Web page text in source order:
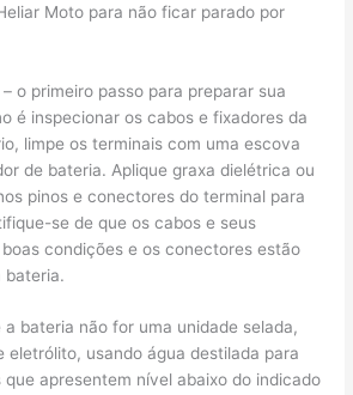
Moto para não ficar parado por
o primeiro passo para preparar sua
é inspecionar os cabos e fixadores da
limpe os terminais com uma escova
de bateria. Aplique graxa dielétrica ou
pinos e conectores do terminal para
se de que os cabos e seus
condições e os conectores estão
bateria.
a bateria não for uma unidade selada,
eletrólito, usando água destilada para
apresentem nível abaixo do indicado